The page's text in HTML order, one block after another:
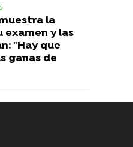
la
examen y las
"Hay que
ganas de